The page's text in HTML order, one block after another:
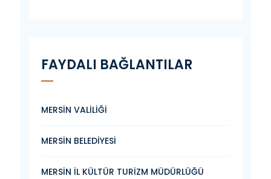
FAYDALI BAĞLANTILAR
MERSİN VALİLİĞİ
MERSİN BELEDİYESİ
MERSİN İL KÜLTÜR TURİZM MÜDÜRLÜĞÜ